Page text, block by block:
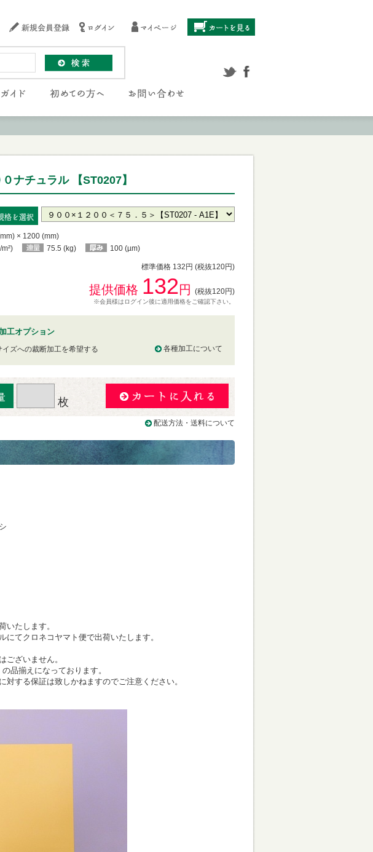
ナチュラル 【ST0207】
× 1200 (mm)
75.5 (kg) 100 (µm)
標準価格 132円 (税抜120円)
提供価格 132円 (税抜120円)
※会員様はログイン後に適用価格をご確認下さい。
工オプション
イズへの裁断加工を希望する 各種加工について
枚
配送方法・送料について
いたします。
てクロネコヤマト便で出荷いたします。
ございません。
品揃えになっております。
する保証は致しかねますのでご注意ください。